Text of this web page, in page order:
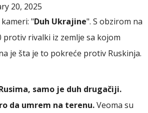
20, 2025
"Duh Ukrajine". S obzirom na
rivalki iz zemlje sa kojom
je šta je to pokreće protiv Ruskinja.
samo je duh drugačiji.
da umrem na terenu.Veoma su